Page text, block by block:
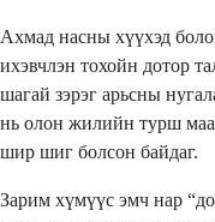
Ахмад насны хүүхэд
ихэвчлэн тохойн дотор
шагай зэрэг арьсны
нь олон жилийн турш
шир шиг болсон байдаг.
Зарим хүмүүс эмч нар